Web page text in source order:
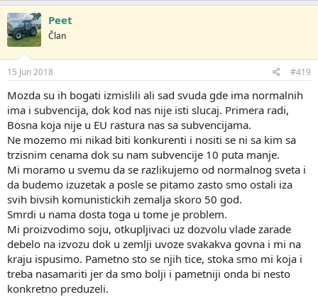
Peet
Član
15 Jun 2018 #419
Mozda su ih bogati izmislili ali sad svuda gde ima normalnih
ima i subvencija, dok kod nas nije isti slucaj. Primera radi,
Bosna koja nije u EU rastura nas sa subvencijama.
Ne mozemo mi nikad biti konkurenti i nositi se ni sa kim sa
trzisnim cenama dok su nam subvencije 10 puta manje.
Mi moramo u svemu da se razlikujemo od normalnog sveta i
da budemo izuzetak a posle se pitamo zasto smo ostali iza
svih bivsih komunistickih zemalja skoro 50 god.
Smrdi u nama dosta toga u tome je problem.
Mi proizvodimo soju, otkupljivaci uz dozvolu vlade zarade
debelo na izvozu dok u zemlji uvoze svakakva govna i mi na
kraju ispusimo. Pametno sto se njih tice, stoka smo mi koja i
treba nasamariti jer da smo bolji i pametniji onda bi nesto
konkretno preduzeli.